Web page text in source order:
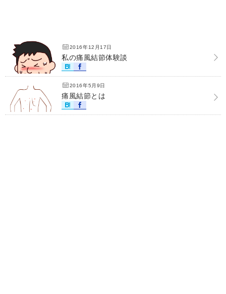
2016年12月17日
私の痛風結節体験談
2016年5月9日
痛風結節とは